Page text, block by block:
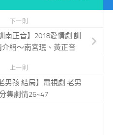
下一則
南正音】2018愛情劇 訓
介紹～南宮珉、黃正音
上一則
男孩 結局】電視劇 老男
集劇情26~47